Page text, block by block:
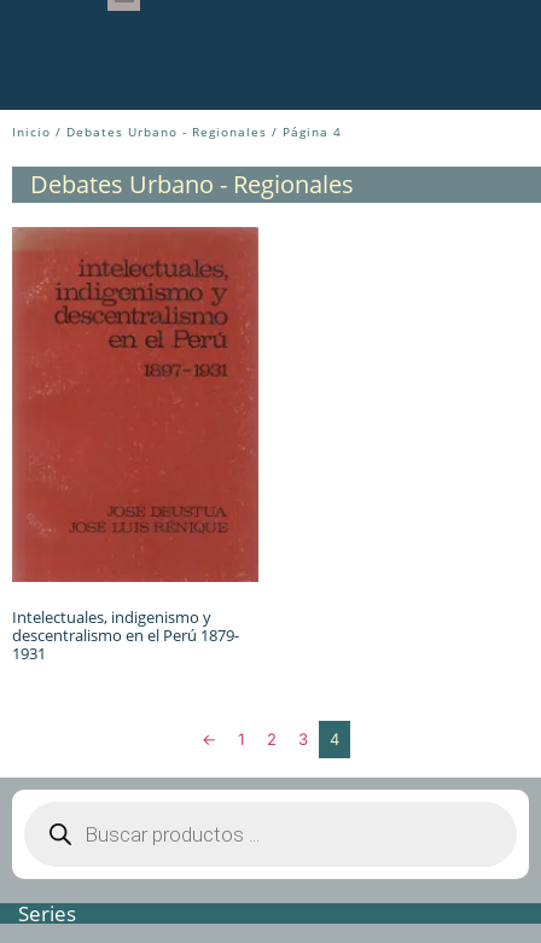
Inicio / Debates Urbano - Regionales / Página 4
Debates Urbano - Regionales
Intelectuales, indigenismo y
descentralismo en el Perú 1879-
1931
← 1 2 3 4
Series